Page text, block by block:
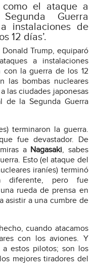
el ataque a
Guerra
instalaciones de
12 días’.
Trump, equiparó
a instalaciones
con la guerra de los 12
las bombas nucleares
las ciudades japonesas
de la Segunda Guerra
terminaron la guerra.
fue devastador. De
a Nagasaki, sabes
Esto (el ataque del
iraníes) terminó
diferente, pero fue
rueda de prensa en
asistir a una cumbre de
cuando atacamos
con los aviones. Y
estos pilotos; son los
mejores tiradores del